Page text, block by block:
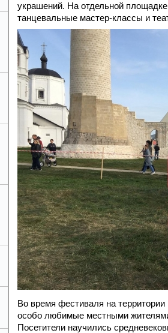
украшений. На отдельной
танцевальные мастер-классы и
Во время фестиваля на территории
особо любимые местными
Посетители научились